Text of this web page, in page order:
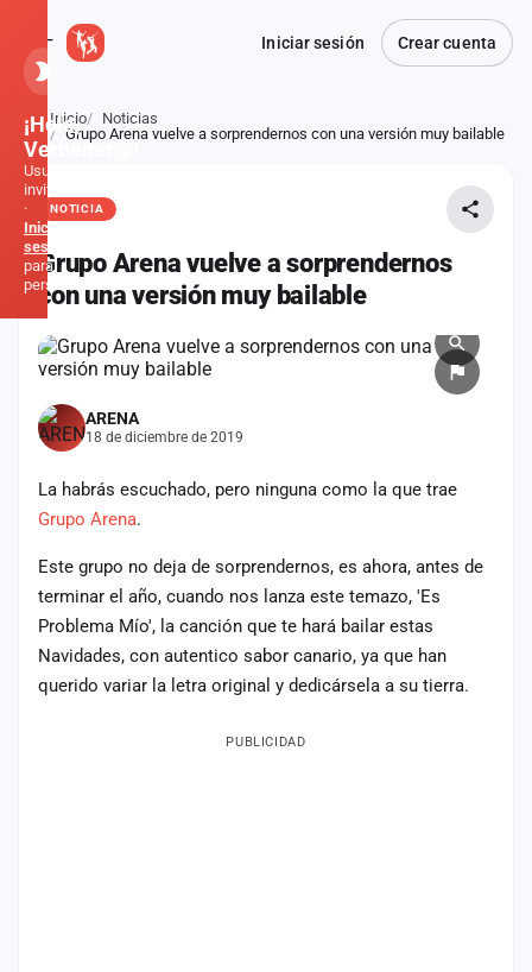
Iniciar sesión Crear cuenta
Atrás
Inicio
Noticias
Grupo Arena vuelve a sorprendernos con una versión muy bailable
NOTICIA
Grupo Arena vuelve a sorprendernos
con una versión muy bailable
ARENA
18 de diciembre de 2019
La habrás escuchado, pero ninguna como la que trae
Grupo Arena.
Este grupo no deja de sorprendernos, es ahora, antes de
terminar el año, cuando nos lanza este temazo, 'Es
Problema Mío', la canción que te hará bailar estas
Navidades, con autentico sabor canario, ya que han
querido variar la letra original y dedicársela a su tierra.
PUBLICIDAD
¡Hola,
Verbener@!
Usuario
invitado
·
Inicia
sesión
para
personalizar
Inicio
Noticias
Fiestas
Mapa
de
fiestas
Componentes